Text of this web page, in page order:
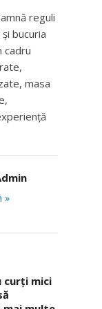
reguli
bucuria
cadru
masa
»
curți mici